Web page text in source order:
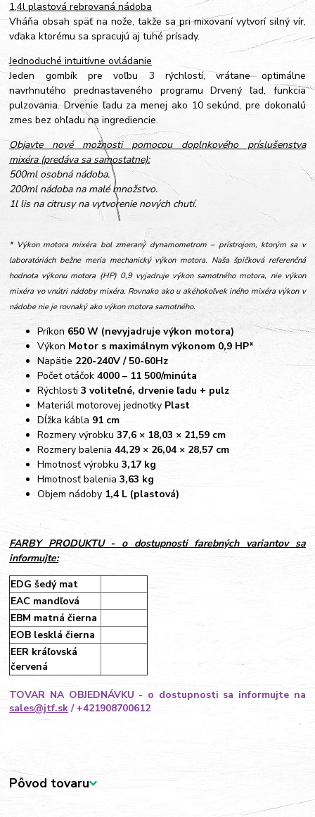
1,4l plastová rebrovaná nádoba
Vháňa obsah späť na nože, takže sa pri mixovaní vytvorí silný vír,
vďaka ktorému sa spracujú aj tuhé prísady.
Jednoduché intuitívne ovládanie
Jeden gombík pre voľbu 3 rýchlostí, vrátane optimálne
navrhnutého prednastaveného programu Drvený ľad, funkcia
pulzovania. Drvenie ľadu za menej ako 10 sekúnd, pre dokonalú
zmes bez ohľadu na ingrediencie.
Objavte nové možnosti pomocou doplnkového príslušenstva
mixéra (predáva sa samostatne):
500ml osobná nádoba.
200ml nádoba na malé množstvo.
1l lis na citrusy na vytvorenie nových chutí.
* Výkon motora mixéra bol zmeraný dynamometrom – prístrojom, ktorým sa v
laboratóriách bežne meria mechanický výkon motora. Naša špičková referenčná
hodnota výkonu motora (HP) 0,9 vyjadruje výkon samotného motora, nie výkon
mixéra vo vnútri nádoby mixéra. Rovnako ako u akéhokoľvek iného mixéra výkon v
nádobe nie je rovnaký ako výkon motora samotného.
Príkon 650 W (nevyjadruje výkon motora)
Výkon Motor s maximálnym výkonom 0,9 HP*
Napätie220-240V / 50-60Hz
Počet otáčok 4000 – 11 500/minúta
Rýchlosti3 voliteľné, drvenie ľadu + pulz
Materiál motorovej jednotky Plast
Dĺžka kábla 91 cm
Rozmery výrobku 37,6 × 18,03 × 21,59 cm
Rozmery balenia44,29 × 26,04 × 28,57 cm
Hmotnosť výrobku3,17 kg
Hmotnosť balenia 3,63 kg
Objem nádoby 1,4 L (plastová)
FARBY PRODUKTU- o dostupnosti farebných variantov sa
informujte:
EDG šedý mat
EAC mandľová
EBM matná čierna
EOB lesklá čierna
EER kráľovská
červená
TOVAR NA OBJEDNÁVKU - o dostupnosti sa informujte na
sales@jtf.sk/ +421908700612
Pôvod tovaru